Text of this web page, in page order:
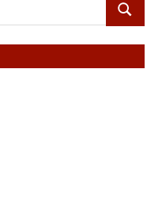
ПОИСК